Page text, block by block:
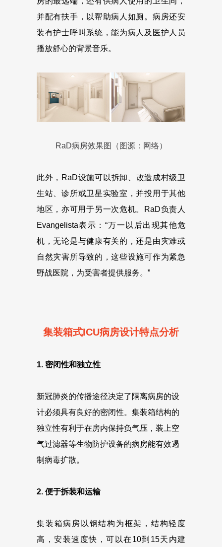
并配有扶手，以帮助病人如厕。病房还安
装有护士呼叫系统，能为病人及医护人员
播放舒心的背景音乐。
RaD病房效果图（图源：网络）
此外，RaD设施可以拆卸、改造成村级卫
生站、诊所或卫星实验室，并投用于其他
地区，亦可用于另一次危机。RaD负责人
Evangelista表示：“万一以后出现其他危
机，无论是与健康有关的，还是由灾难或
自然灾害所导致的，这些设施可作为紧急
野战医院，为受害者提供服务。”
集装箱式ICU病房设计特点分析
1. 密闭性和独立性
新冠肺炎的传播途径决定了隔离病房的设
计必须具有良好的密闭性。集装箱结构的
独立性有利于在房内保持负气压，装上空
气过滤器等生物防护设备的病房能有效遏
制病毒扩散。
2. 便于拆装和运输
集装箱病房以钢结构为框架，结构轻度
高，安装速度快，可以在10到15天内建